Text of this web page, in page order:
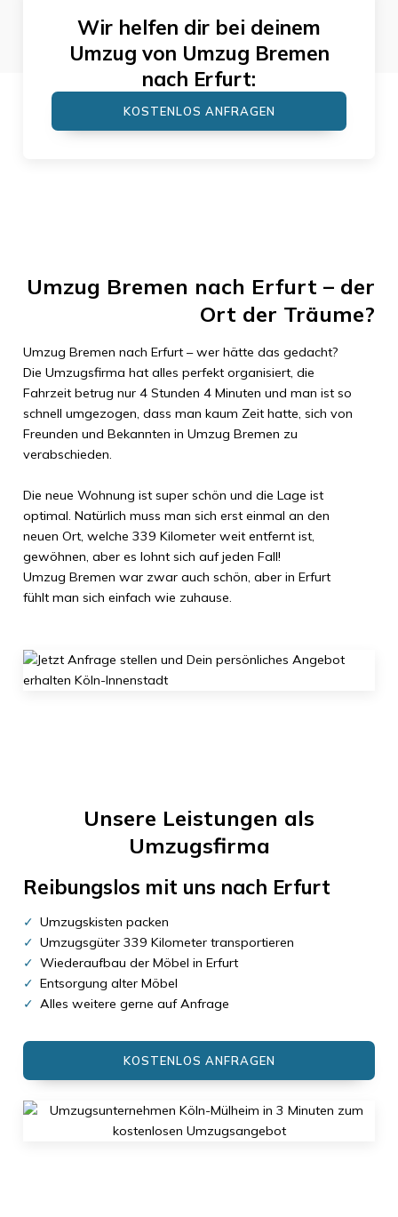
Wir helfen dir bei deinem
Umzug von Umzug Bremen
nach Erfurt:
KOSTENLOS ANFRAGEN
Umzug Bremen nach Erfurt – der
Ort der Träume?
Umzug Bremen nach Erfurt– wer hätte das gedacht?
Die Umzugsfirma hat alles perfekt organisiert, die
Fahrzeit betrug nur 4 Stunden 4 Minuten und man ist so
schnell umgezogen, dass man kaum Zeit hatte, sich von
Freunden und Bekannten in Umzug Bremen zu
verabschieden.
Die neue Wohnung ist super schön und die Lage ist
optimal. Natürlich muss man sich erst einmal an den
neuen Ort, welche 339 Kilometerweit entfernt ist,
gewöhnen, aber es lohnt sich auf jeden Fall!
Umzug Bremen war zwar auch schön, aber in Erfurt
fühlt man sich einfach wie zuhause.
Unsere Leistungen als
Umzugsfirma
Reibungslos mit uns nach Erfurt
Umzugskisten packen
Umzugsgüter 339 Kilometer transportieren
Wiederaufbau der Möbel in Erfurt
Entsorgung alter Möbel
Alles weitere gerne auf Anfrage
KOSTENLOS ANFRAGEN